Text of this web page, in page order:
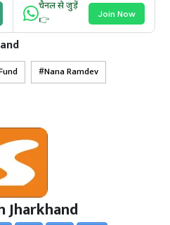
चैनल से जुड़ें
👉
Join Now
Nana Ramdev
Jharkhand